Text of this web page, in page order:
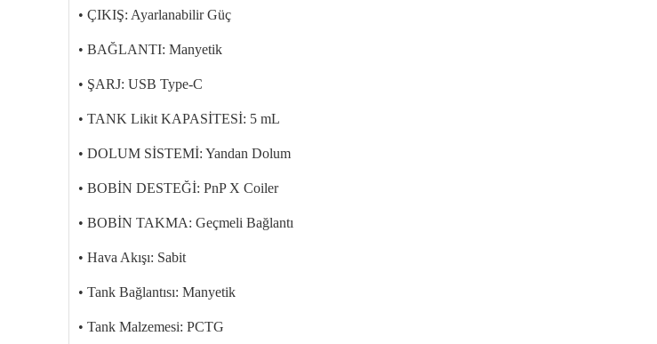
• ÇIKIŞ: Ayarlanabilir Güç
• BAĞLANTI: Manyetik
• ŞARJ: USB Type-C
• TANK Likit KAPASİTESİ: 5 mL
• DOLUM SİSTEMİ: Yandan Dolum
• BOBİN DESTEĞİ: PnP X Coiler
• BOBİN TAKMA: Geçmeli Bağlantı
• Hava Akışı: Sabit
• Tank Bağlantısı: Manyetik
• Tank Malzemesi: PCTG